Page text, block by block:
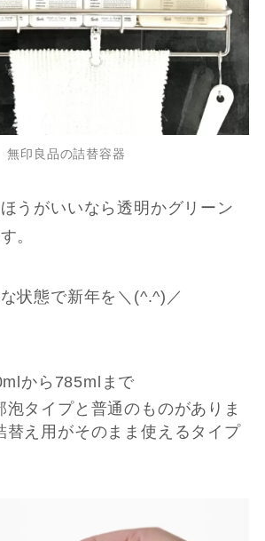
無印良品の詰替容器
うがいいなら透明かグリーン
。
状態で新年を＼(^.^)／
から785mlまで
泡タイプと普通のものがありま
替え用がそのまま使えるタイプ